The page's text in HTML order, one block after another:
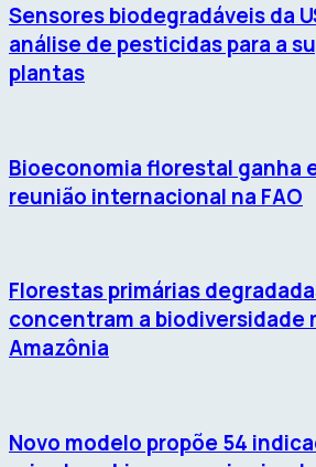
Sensores biodegradáveis da
análise de pesticidas para a
plantas
Bioeconomia florestal ganha
reunião internacional na FAO
Florestas primárias
concentram a biodiversidade
Amazônia
Novo modelo propõe 54